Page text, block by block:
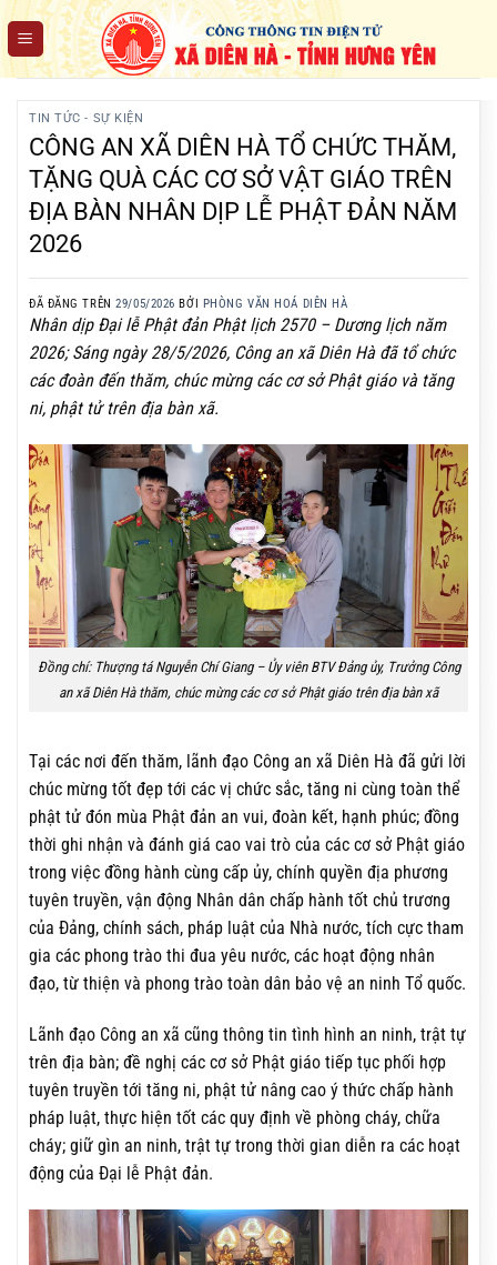
Chuyển
đến
nội
TIN TỨC - SỰ KIỆN
CÔNG AN XÃ DIÊN HÀ TỔ CHỨC THĂM,
TẶNG QUÀ CÁC CƠ SỞ VẬT GIÁO TRÊN
ĐỊA BÀN NHÂN DỊP LỄ PHẬT ĐẢN NĂM
2026
ĐÃ ĐĂNG TRÊN29/05/2026 BỞI PHÒNG VĂN HOÁ DIÊN HÀ
Nhân dịp Đại lễ Phật đản Phật lịch 2570 – Dương lịch năm
2026; Sáng ngày 28/5/2026, Công an xã Diên Hà đã tổ chức
các đoàn đến thăm, chúc mừng các cơ sở Phật giáo và tăng
ni, phật tử trên địa bàn xã.
Đồng chí: Thượng tá Nguyễn Chí Giang – Ủy viên BTV Đảng ủy, Trưởng Công
an xã Diên Hà thăm, chúc mừng các cơ sở Phật giáo trên địa bàn xã
Tại các nơi đến thăm, lãnh đạo Công an xã Diên Hà đã gửi lời
chúc mừng tốt đẹp tới các vị chức sắc, tăng ni cùng toàn thể
phật tử đón mùa Phật đản an vui, đoàn kết, hạnh phúc; đồng
thời ghi nhận và đánh giá cao vai trò của các cơ sở Phật giáo
trong việc đồng hành cùng cấp ủy, chính quyền địa phương
tuyên truyền, vận động Nhân dân chấp hành tốt chủ trương
của Đảng, chính sách, pháp luật của Nhà nước, tích cực tham
gia các phong trào thi đua yêu nước, các hoạt động nhân
đạo, từ thiện và phong trào toàn dân bảo vệ an ninh Tổ quốc.
Lãnh đạo Công an xã cũng thông tin tình hình an ninh, trật tự
trên địa bàn; đề nghị các cơ sở Phật giáo tiếp tục phối hợp
tuyên truyền tới tăng ni, phật tử nâng cao ý thức chấp hành
pháp luật, thực hiện tốt các quy định về phòng cháy, chữa
cháy; giữ gìn an ninh, trật tự trong thời gian diễn ra các hoạt
động của Đại lễ Phật đản.